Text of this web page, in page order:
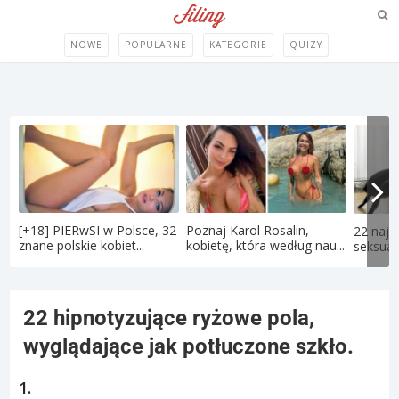
NOWE POPULARNE KATEGORIE QUIZY
[+18] PIERwSI w Polsce, 32
znane polskie kobiet...
Poznaj Karol Rosalin,
kobietę, która według nau...
22
22 hipnotyzujące ryżowe pola,
wyglądające jak potłuczone szkło.
1.